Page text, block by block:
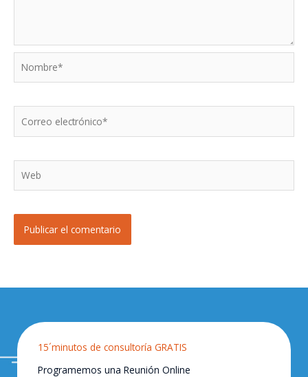
electrónico*
15´minutos de consultoría GRATIS
Programemos una Reunión Online